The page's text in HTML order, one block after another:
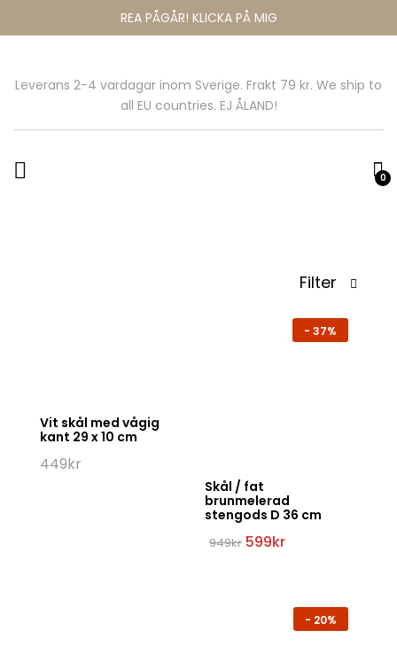
REA PÅGÅR! KLICKA PÅ MIG
Leverans 2-4 vardagar inom Sverige. Frakt 79 kr. We ship to
all EU countries. EJ ÅLAND!
0
Filter
Vit skål med vågig
kant 29 x 10 cm
449kr
- 37%
Skål / fat
brunmelerad
stengods D 36 cm
949kr Det
599krDet
- 20%